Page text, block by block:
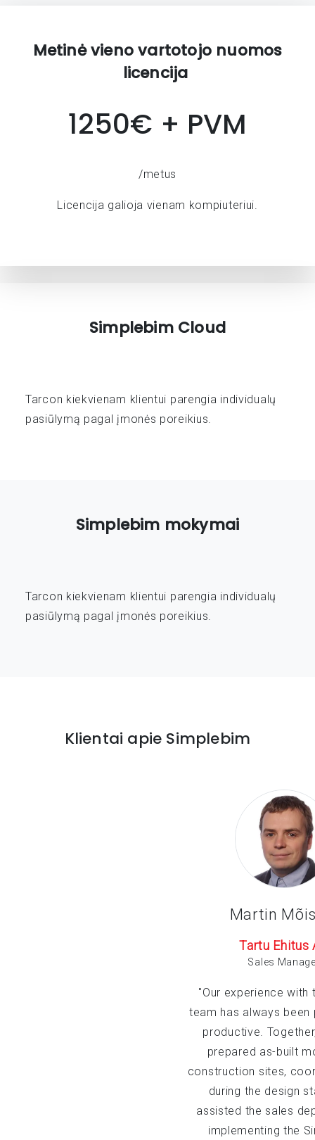
Metinė vieno vartotojo nuomos
licencija
1250€ + PVM
/metus
Licencija galioja vienam kompiuteriui.
Simplebim Cloud
Tarcon kiekvienam klientui parengia individualų
pasiūlymą pagal įmonės poreikius.
Simplebim mokymai
Tarcon kiekvienam klientui parengia individualų
pasiūlymą pagal įmonės poreikius.
Klientai apie Simplebim
Martin
Tartu Ehitus
Sales
"Our experience with
team has always been
productive.
prepared as-built
construction sites,
during the design
assisted the sales
implementing the